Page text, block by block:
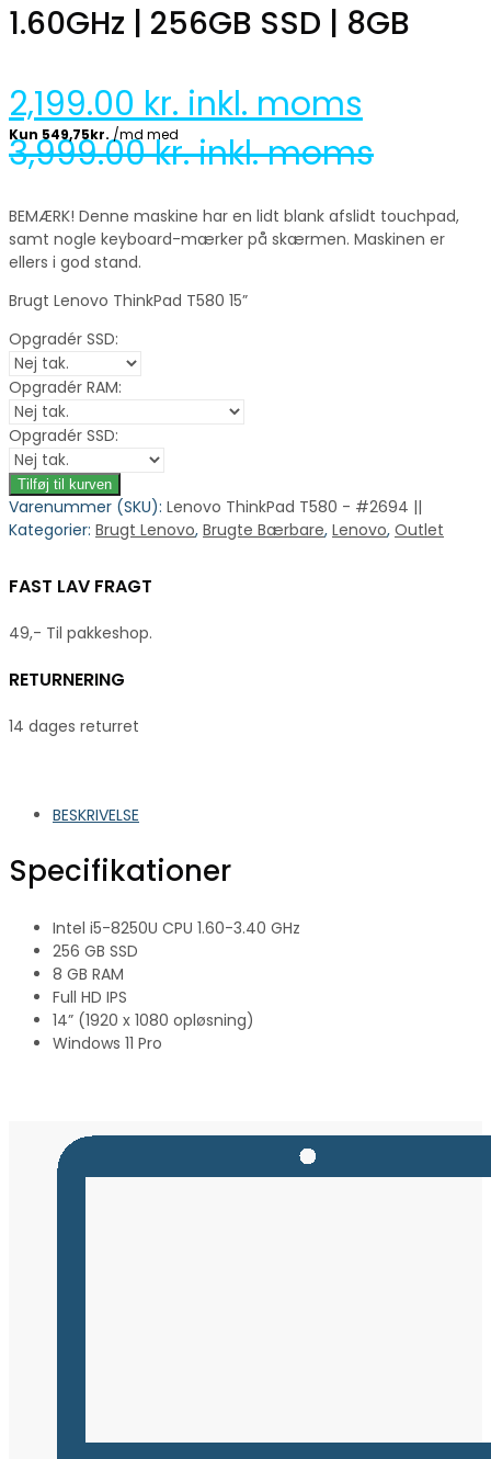
1.60GHz | 256GB SSD | 8GB
2,199.00 kr. inkl. moms
3,999.00kr. inkl. moms
BEMÆRK! Denne maskine har en lidt blank afslidt touchpad,
samt nogle keyboard-mærker på skærmen. Maskinen er
ellers i god stand.
Brugt Lenovo ThinkPad T580 15”
Opgradér SSD:
Opgradér RAM:
Opgradér SSD:
Tilføj til kurven
Varenummer (SKU): Lenovo ThinkPad T580 - #2694 ||
Kategorier: Brugt Lenovo, Brugte Bærbare, Lenovo, Outlet
FAST LAV FRAGT
49,- Til pakkeshop.
RETURNERING
14 dages returret
BESKRIVELSE
Specifikationer
Intel i5-8250U CPU 1.60-3.40 GHz
256 GB SSD
8 GB RAM
Full HD IPS
14” (1920 x 1080 opløsning)
Windows 11 Pro